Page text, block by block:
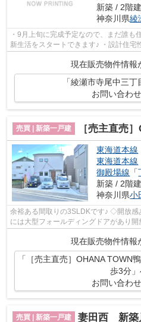
新築 / 2階建
神奈川県綾
・9月上旬に完成予定なので、まだ誰も
新生活をスタートできます♪ ・設計住
現在販売物件情報
「綾瀬市寺尾中三
お問い合わ
売買 | 新築一戸建 ［売主直売］OHANA
東海道本線
東海道本線
御殿場線 「
新築 / 2階建
神奈川県小
余裕ある間取りの3SLDKです♪ ◇開放感あふれるLDK20帖以上♪ ◇リビング
には大型フォールディングドアがあり
辺壁が1.5mあり目隠し代わりになり混
現在販売物件情報
「［売主直売］OHANA
歩3分
お問い合わ
売買 | 新築一戸建 妻田西 新